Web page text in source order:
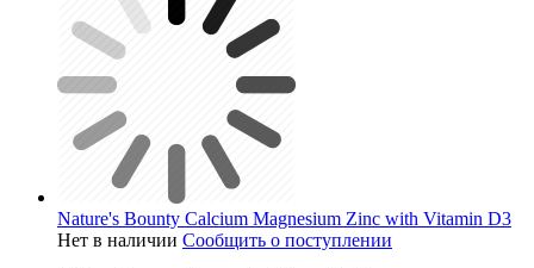
Nature's Bounty Calcium Magnesium Zinc with Vitamin D3
Нет в наличии Сообщить о поступлении